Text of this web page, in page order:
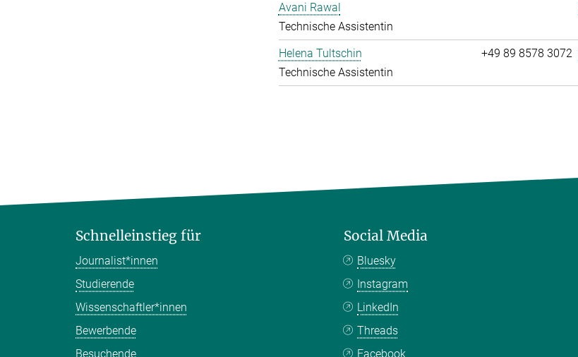
Avani Rawal
Technische Assistentin
Helena Tultschin
Technische Assistentin
+49 89 8578 3072
Schnelleinstieg für
Journalist*innen
Studierende
Wissenschaftler*innen
Bewerbende
Besuchende
Social Media
Bluesky
Instagram
LinkedIn
Threads
Facebook